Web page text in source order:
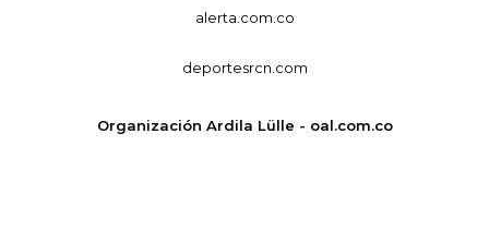
alerta.com.co
deportesrcn.com
Organización Ardila Lülle - oal.com.co